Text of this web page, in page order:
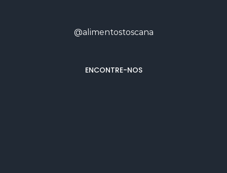
@alimentostoscana
ENCONTRE-NOS